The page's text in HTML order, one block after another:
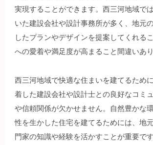
実現することができます。西三河地域で
いた建設会社や設計事務所が多く、地元
したプランやデザインを提案してくれる
への愛着や満足度が高まること間違いあり
西三河地域で快適な住まいを建てるため
着した建設会社や設計士との良好なコミ
や信頼関係が欠かせません。自然豊かな
性を生かした住宅を建てるためには、地
門家の知識や経験を活かすことが重要で